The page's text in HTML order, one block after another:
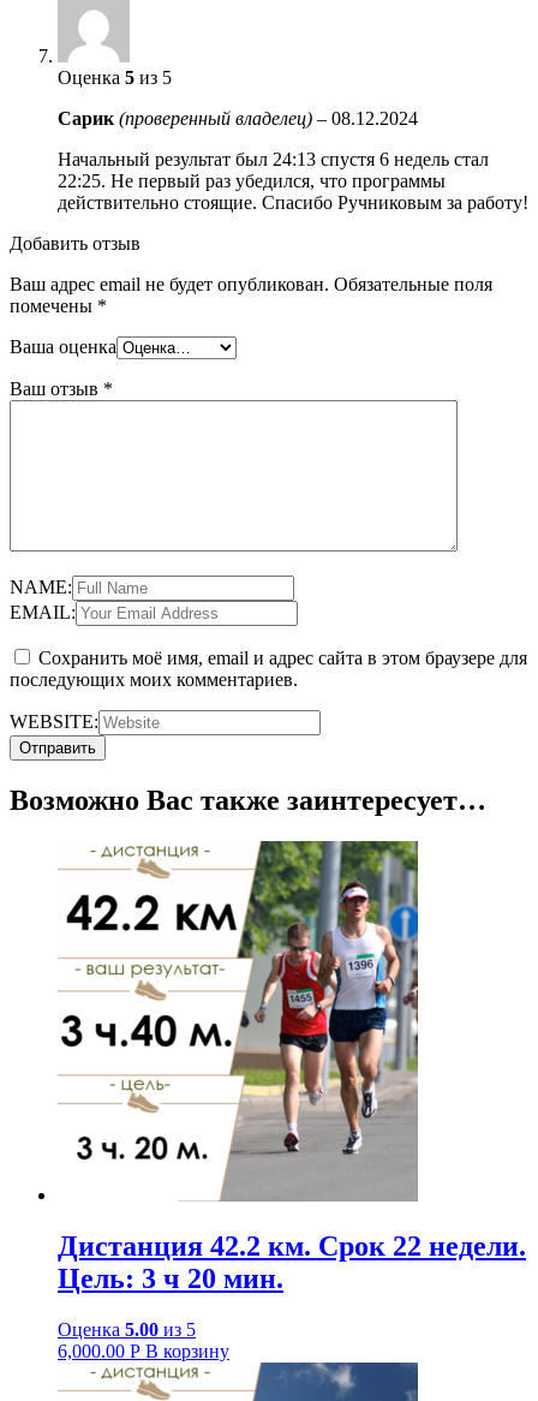
Оценка 5 из 5
Сарик (проверенный владелец) – 08.12.2024
Начальный результат был 24:13 спустя 6 недель стал
22:25. Не первый раз убедился, что программы
действительно стоящие. Спасибо Ручниковым за работу!
Добавить отзыв
Ваш адрес email не будет опубликован. Обязательные поля
помечены *
Ваша оценка
Ваш отзыв *
NAME:
EMAIL:
Сохранить моё имя, email и адрес сайта в этом браузере для
последующих моих комментариев.
WEBSITE:
Возможно Вас также заинтересует…
Дистанция 42.2 км. Срок 22 недели.
Цель: 3 ч 20 мин.
Оценка 5.00 из 5
6,000.00 Р В корзину